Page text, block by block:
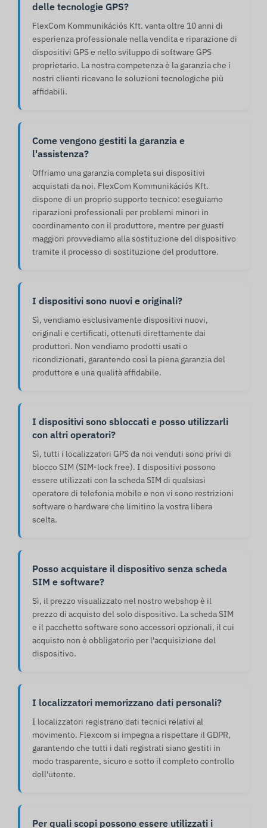
delle tecnologie GPS?
FlexCom Kommunikációs Kft. vanta oltre 10 anni di
esperienza professionale nella vendita e riparazione di
dispositivi GPS e nello sviluppo di software GPS
proprietario. La nostra competenza è la garanzia che i
nostri clienti ricevano le soluzioni tecnologiche più
affidabili.
Come vengono gestiti la garanzia e
l'assistenza?
Offriamo una garanzia completa sui dispositivi
acquistati da noi. FlexCom Kommunikációs Kft.
dispone di un proprio supporto tecnico: eseguiamo
riparazioni professionali per problemi minori in
coordinamento con il produttore, mentre per guasti
maggiori provvediamo alla sostituzione del dispositivo
tramite il processo di sostituzione del produttore.
I dispositivi sono nuovi e originali?
Sì, vendiamo esclusivamente dispositivi nuovi,
originali e certificati, ottenuti direttamente dai
produttori. Non vendiamo prodotti usati o
ricondizionati, garantendo così la piena garanzia del
produttore e una qualità affidabile.
I dispositivi sono sbloccati e posso utilizzarli
con altri operatori?
Sì, tutti i localizzatori GPS da noi venduti sono privi di
blocco SIM (SIM-lock free). I dispositivi possono
essere utilizzati con la scheda SIM di qualsiasi
operatore di telefonia mobile e non vi sono restrizioni
software o hardware che limitino la vostra libera
scelta.
Posso acquistare il dispositivo senza scheda
SIM e software?
Sì, il prezzo visualizzato nel nostro webshop è il
prezzo di acquisto del solo dispositivo. La scheda SIM
e il pacchetto software sono accessori opzionali, il cui
acquisto non è obbligatorio per l'acquisizione del
dispositivo.
I localizzatori memorizzano dati personali?
I localizzatori registrano dati tecnici relativi al
movimento. Flexcom si impegna a rispettare il GDPR,
garantendo che tutti i dati registrati siano gestiti in
modo trasparente, sicuro e sotto il completo controllo
dell'utente.
Per quali scopi possono essere utilizzati i